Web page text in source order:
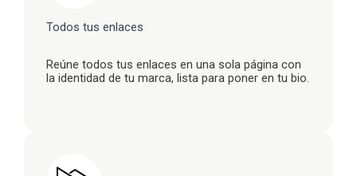
Todos tus enlaces
Reúne todos tus enlaces en una sola página con
la identidad de tu marca, lista para poner en tu bio.